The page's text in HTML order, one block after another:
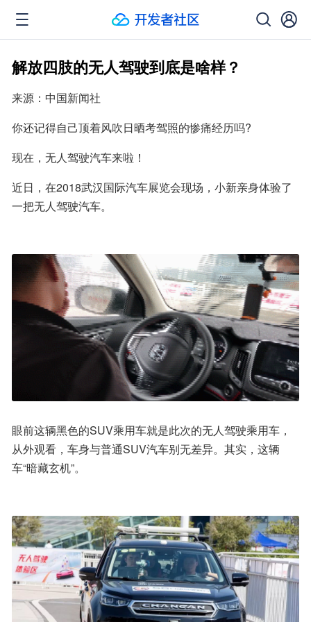
解放四肢的无人驾驶到底是啥样？
来源：中国新闻社
你还记得自己顶着风吹日晒考驾照的惨痛经历吗?
现在，无人驾驶汽车来啦！
近日，在2018武汉国际汽车展览会现场，小新亲身体验了
一把无人驾驶汽车。
眼前这辆黑色的SUV乘用车就是此次的无人驾驶乘用车，
从外观看，车身与普通SUV汽车别无差异。其实，这辆
车“暗藏玄机”。